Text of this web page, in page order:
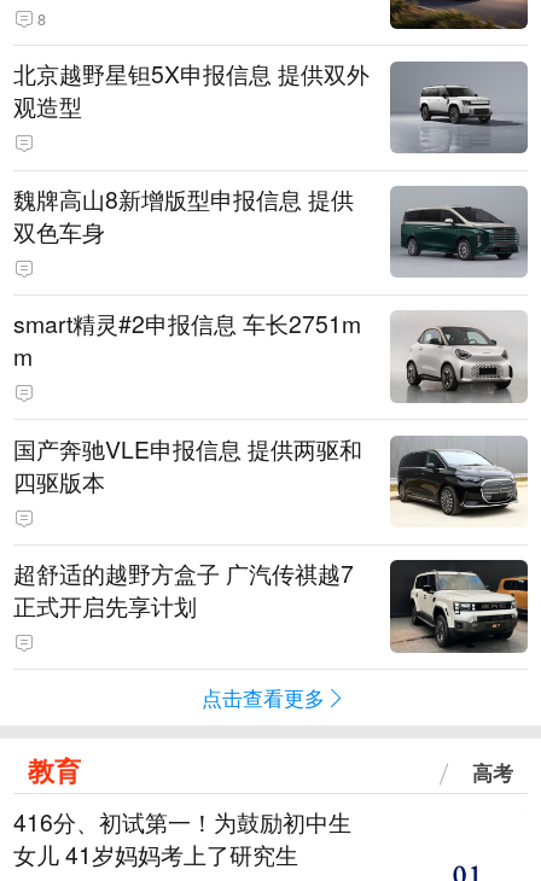
8
北京越野星钽5X申报信息 提供双外
观造型
魏牌高山8新增版型申报信息 提供
双色车身
smart精灵#2申报信息 车长2751m
m
国产奔驰VLE申报信息 提供两驱和
四驱版本
超舒适的越野方盒子 广汽传祺越7
正式开启先享计划
点击查看更多
教育 高考
416分、初试第一！为鼓励初中生
女儿 41岁妈妈考上了研究生